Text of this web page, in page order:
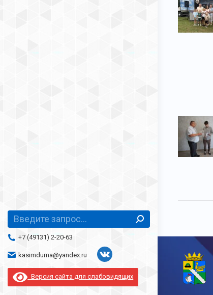
Поиск:
+7 (49131) 2-20-63
kasimduma@yandex.ru
Страница
Вконтакте
Версия сайта для слабовидящих